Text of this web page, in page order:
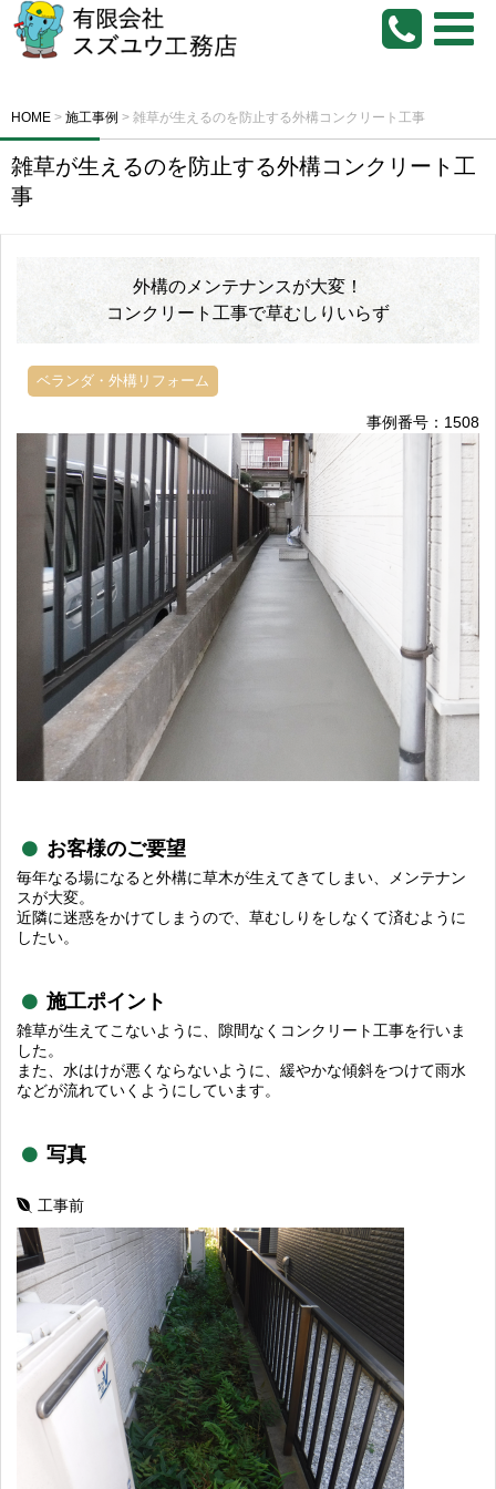
HOME > 施工事例 > 雑草が生えるのを防止する外構コンクリート工事
雑草が生えるのを防止する外構コンクリート工
事
外構のメンテナンスが大変！
コンクリート工事で草むしりいらず
ベランダ・外構リフォーム
事例番号：1508
お客様のご要望
毎年なる場になると外構に草木が生えてきてしまい、メンテナン
スが大変。
近隣に迷惑をかけてしまうので、草むしりをしなくて済むように
したい。
施工ポイント
雑草が生えてこないように、隙間なくコンクリート工事を行いま
した。
また、水はけが悪くならないように、緩やかな傾斜をつけて雨水
などが流れていくようにしています。
写真
工事前